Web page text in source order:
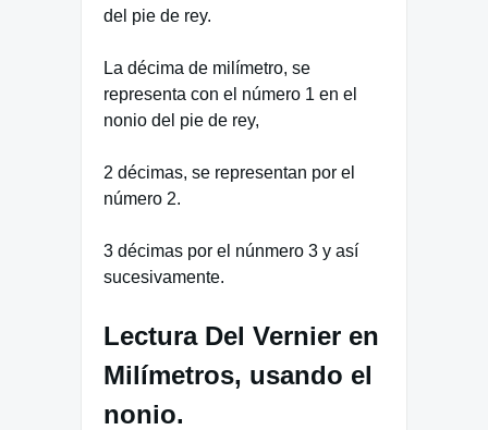
del pie de rey.
La décima de milímetro, se
representa con el número 1 en el
nonio del pie de rey,
2 décimas, se representan por el
número 2.
3 décimas por el núnmero 3 y así
sucesivamente.
Lectura Del Vernier en
Milímetros, usando el
nonio.